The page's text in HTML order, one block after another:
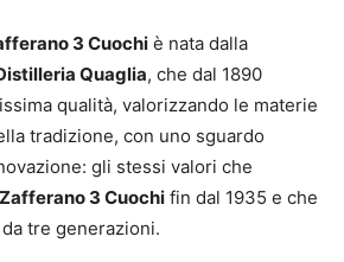
3 Cuochi è nata dalla
Quaglia, che dal 1890
qualità, valorizzando le materie
tradizione, con uno sguardo
gli stessi valori che
Zafferano 3 Cuochi fin dal 1935 e che
tre generazioni.